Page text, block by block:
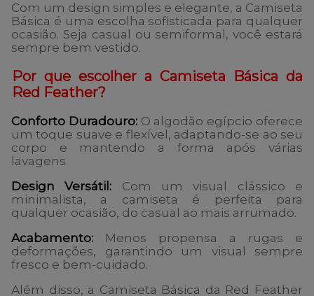
Com um design simples e elegante, a Camiseta
Básica é uma escolha sofisticada para qualquer
ocasião. Seja casual ou semiformal, você estará
sempre bem vestido.
Por que escolher a Camiseta Básica da
Red Feather?
Conforto Duradouro: O algodão egípcio oferece
um toque suave e flexível, adaptando-se ao seu
corpo e mantendo a forma após várias
lavagens.
Design Versátil: Com um visual clássico e
minimalista, a camiseta é perfeita para
qualquer ocasião, do casual ao mais arrumado.
Acabamento: Menos propensa a rugas e
deformações, garantindo um visual sempre
fresco e bem-cuidado.
Além disso, a Camiseta Básica da Red Feather